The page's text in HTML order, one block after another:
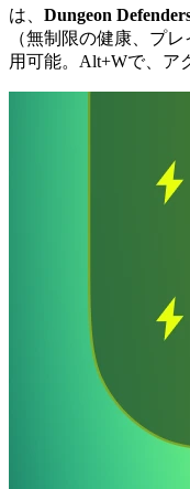
は、 Dungeon
（無制限の健康、プ
用可能。Alt+Wで、ア